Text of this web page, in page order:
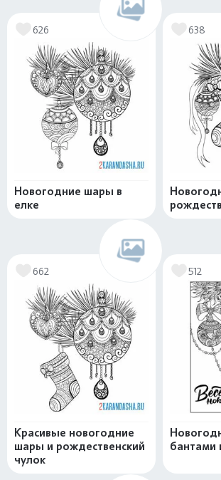
626
Новогодние шары в
елке
638
662
Красивые новогодние
шары и рождественский
чулок
512
бантами